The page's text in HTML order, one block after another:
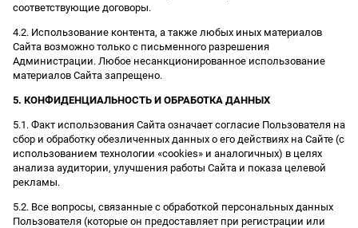
соответствующие договоры.
4.2. Использование контента, а также любых иных материалов
Сайта возможно только с письменного разрешения
Администрации. Любое несанкционированное использование
материалов Сайта запрещено.
5. КОНФИДЕНЦИАЛЬНОСТЬ И ОБРАБОТКА ДАННЫХ
5.1. Факт использования Сайта означает согласие Пользователя на
сбор и обработку обезличенных данных о его действиях на Сайте (с
использованием технологии «cookies» и аналогичных) в целях
анализа аудитории, улучшения работы Сайта и показа целевой
рекламы.
5.2. Все вопросы, связанные с обработкой персональных данных
Пользователя (которые он предоставляет при регистрации или